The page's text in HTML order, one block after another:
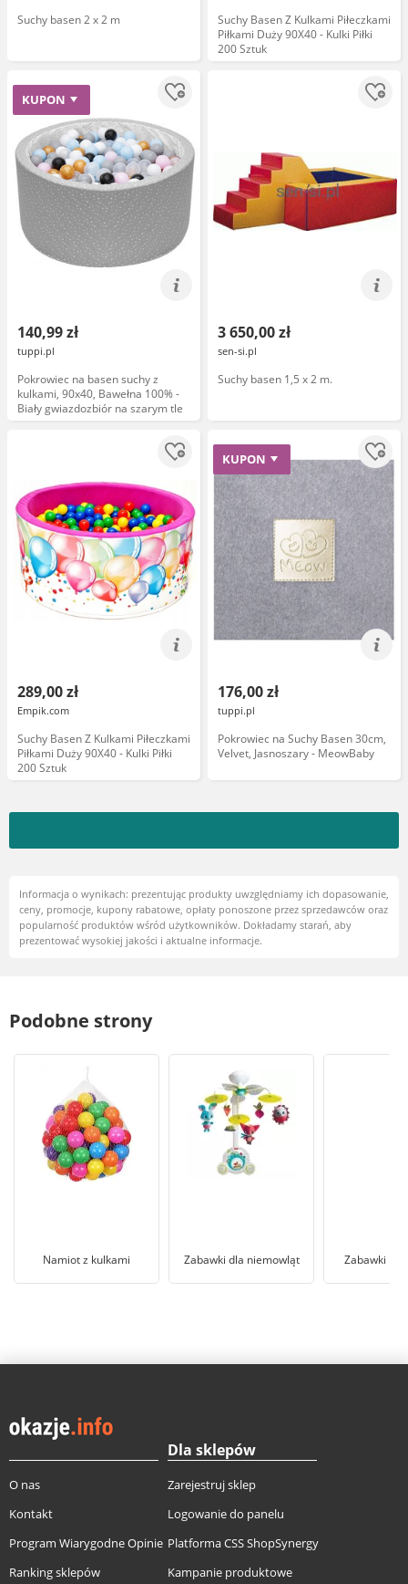
Suchy basen 2 x 2 m
Suchy Basen Z Kulkami Piłeczkami
Piłkami Duży 90X40 - Kulki Piłki
200 Sztuk
KUPON
140,99 zł
tuppi.pl
Pokrowiec na basen suchy z
kulkami, 90x40, Bawełna 100% -
Biały gwiazdozbiór na szarym tle
3 650,00 zł
sen-si.pl
Suchy basen 1,5 x 2 m.
289,00 zł
Empik.com
Suchy Basen Z Kulkami Piłeczkami
Piłkami Duży 90X40 - Kulki Piłki
200 Sztuk
KUPON
176,00 zł
tuppi.pl
Pokrowiec na Suchy Basen 30cm,
Velvet, Jasnoszary - MeowBaby
Informacja o wynikach: prezentując produkty uwzględniamy ich dopasowanie,
ceny, promocje, kupony rabatowe, opłaty ponoszone przez sprzedawców oraz
popularność produktów wśród użytkowników. Dokładamy starań, aby
prezentować wysokiej jakości i aktualne informacje.
Podobne strony
Namiot z kulkami Zabawki dla niemowląt Zabawki
O nas
Kontakt
Program Wiarygodne Opinie
Ranking sklepów
Dla sklepów
Zarejestruj sklep
Logowanie do panelu
Platforma CSS ShopSynergy
Kampanie produktowe